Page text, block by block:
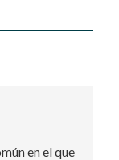
en el que